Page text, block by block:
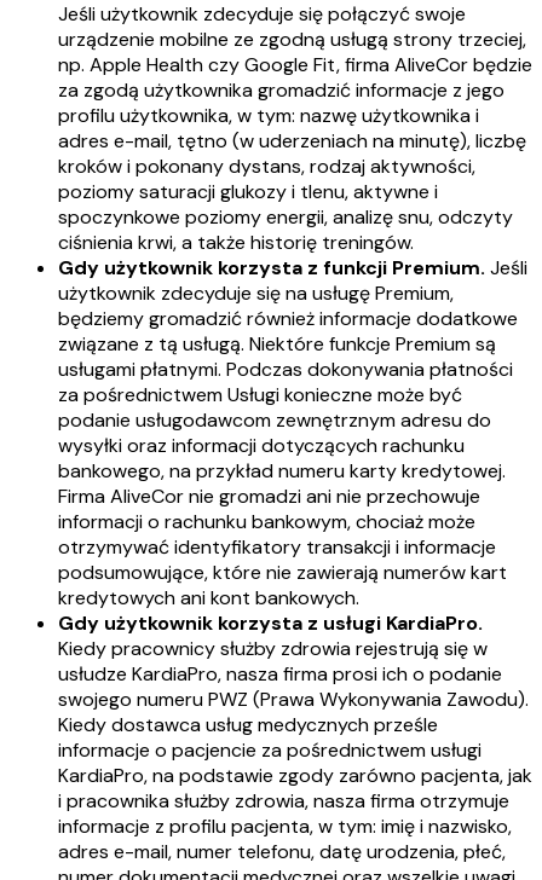
Jeśli użytkownik zdecyduje się połączyć swoje
urządzenie mobilne ze zgodną usługą strony trzeciej,
np. Apple Health czy Google Fit, firma AliveCor będzie
za zgodą użytkownika gromadzić informacje z jego
profilu użytkownika, w tym: nazwę użytkownika i
adres e-mail, tętno (w uderzeniach na minutę), liczbę
kroków i pokonany dystans, rodzaj aktywności,
poziomy saturacji glukozy i tlenu, aktywne i
spoczynkowe poziomy energii, analizę snu, odczyty
ciśnienia krwi, a także historię treningów.
Gdy użytkownik korzysta z funkcji Premium. Jeśli
użytkownik zdecyduje się na usługę Premium,
będziemy gromadzić również informacje dodatkowe
związane z tą usługą. Niektóre funkcje Premium są
usługami płatnymi. Podczas dokonywania płatności
za pośrednictwem Usługi konieczne może być
podanie usługodawcom zewnętrznym adresu do
wysyłki oraz informacji dotyczących rachunku
bankowego, na przykład numeru karty kredytowej.
Firma AliveCor nie gromadzi ani nie przechowuje
informacji o rachunku bankowym, chociaż może
otrzymywać identyfikatory transakcji i informacje
podsumowujące, które nie zawierają numerów kart
kredytowych ani kont bankowych.
Gdy użytkownik korzysta z usługi KardiaPro.
Kiedy pracownicy służby zdrowia rejestrują się w
usłudze KardiaPro, nasza firma prosi ich o podanie
swojego numeru PWZ (Prawa Wykonywania Zawodu).
Kiedy dostawca usług medycznych prześle
informacje o pacjencie za pośrednictwem usługi
KardiaPro, na podstawie zgody zarówno pacjenta, jak
i pracownika służby zdrowia, nasza firma otrzymuje
informacje z profilu pacjenta, w tym: imię i nazwisko,
adres e-mail, numer telefonu, datę urodzenia, płeć,